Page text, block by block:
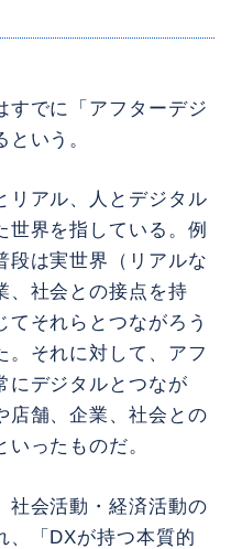
すでに「アフターデジ
いう。
リアル、人とデジタル
世界を指している。例
段は実世界（リアルな
、社会との接点を持
てそれらとつながろう
。それに対して、アフ
にデジタルとつなが
店舗、企業、社会との
ったものだ。
社会活動・経済活動の
、「DXが持つ本質的